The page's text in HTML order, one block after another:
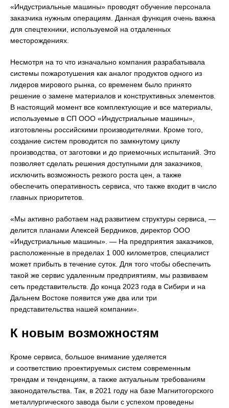
«Индустриальные машины» проводят обучение персонала
заказчика нужным операциям. Данная функция очень важна
для спецтехники, используемой на отдаленных
месторождениях.
Несмотря на то что изначально компания разрабатывала
системы пожаротушения как аналог продуктов одного из
лидеров мирового рынка, со временем было принято
решение о замене материалов и конструктивных элементов.
В настоящий момент все комплектующие и все материалы,
используемые в СП ООО «Индустриальные машины»,
изготовлены российскими производителями. Кроме того,
создание систем проводится по замкнутому циклу
производства, от заготовки и до приемочных испытаний. Это
позволяет сделать решения доступными для заказчиков,
исключить возможность резкого роста цен, а также
обеспечить оперативность сервиса, что также входит в число
главных приоритетов.
«Мы активно работаем над развитием структуры сервиса, —
делится планами Алексей Бердников, директор ООО
«Индустриальные машины». — На предприятия заказчиков,
расположенные в пределах 1 000 километров, специалист
может прибыть в течение суток. Для того чтобы обеспечить
такой же сервис удаленным предприятиям, мы развиваем
сеть представительств. До конца 2023 года в Сибири и на
Дальнем Востоке появится уже два или три
представительства нашей компании».
К новым возможностям
Кроме сервиса, большое внимание уделяется
и соответствию проектируемых систем современным
трендам и тенденциям, а также актуальным требованиям
законодательства. Так, в 2021 году на базе Магнитогорского
металлургического завода были с успехом проведены